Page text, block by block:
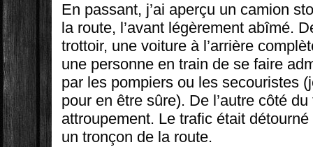
En passant, j’ai aperçu un camion
la route, l’avant légèrement abîmé.
trottoir, une voiture à l’arrière
une personne en train de se faire
par les pompiers ou les secouristes
pour en être sûre). De l’autre côté
attroupement. Le trafic était
un tronçon de la route.